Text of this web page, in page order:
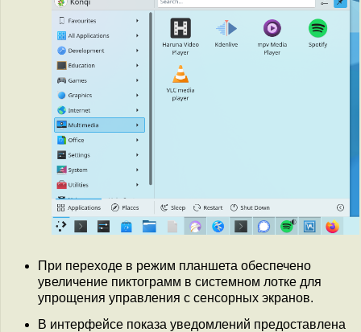
При переходе в режим планшета обеспечено
увеличение пиктограмм в системном лотке для
упрощения управления с сенсорных экранов.
В интерфейсе показа уведомлений предоставлена